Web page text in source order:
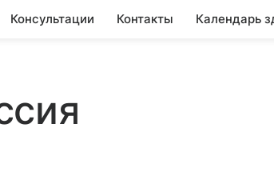
Консультации Контакты Календарь